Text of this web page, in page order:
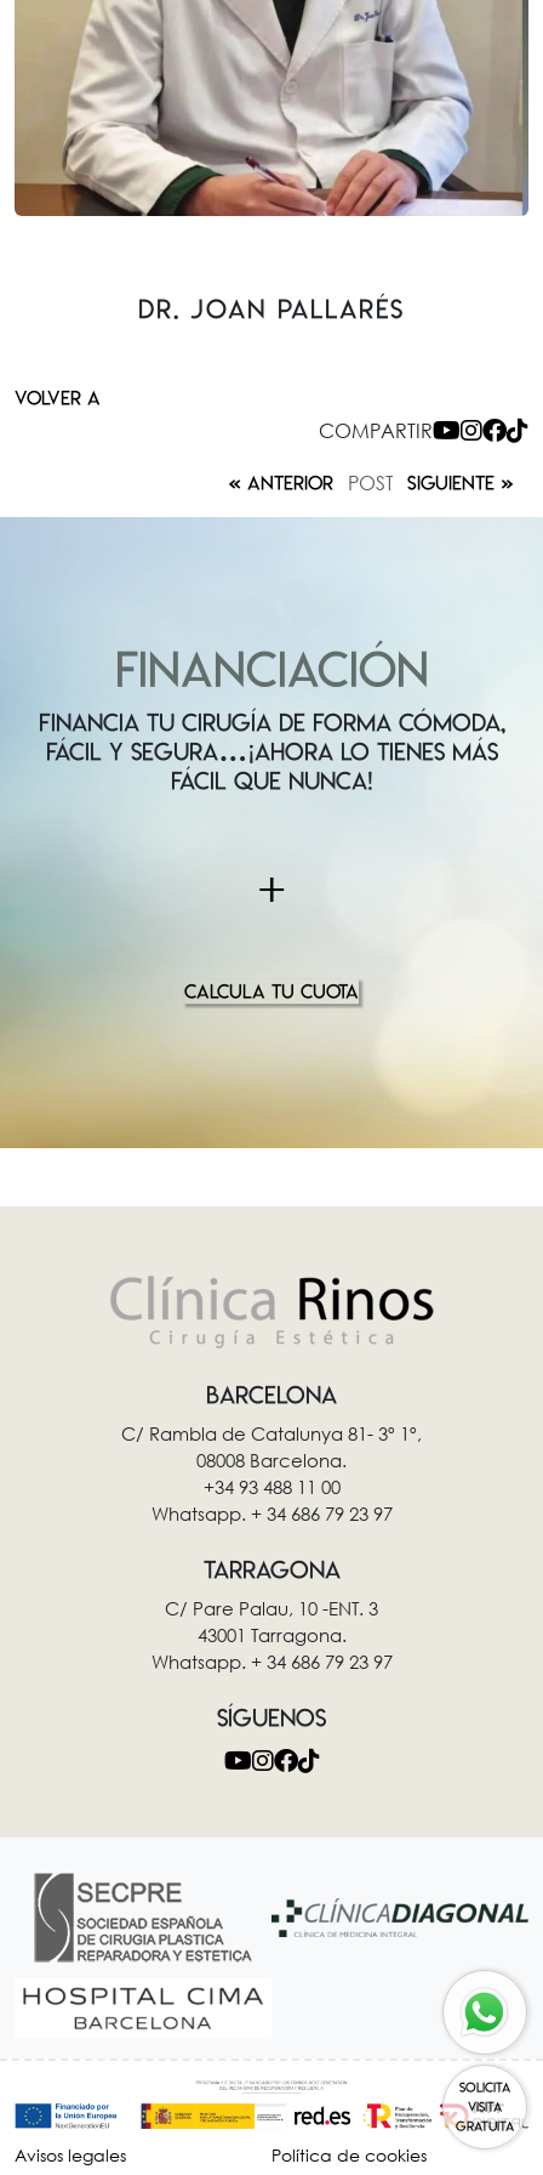
Dr. Joan Pallarés
VOLVER A
COMPARTIR
ANTERIOR POST SIGUIENTE
FINANCIACIÓN
FINANCIA TU CIRUGÍA DE FORMA CÓMODA,
FÁCIL Y SEGURA…¡AHORA LO TIENES MÁS
FÁCIL QUE NUNCA!
+
CALCULA TU CUOTA
BARCELONA
C/ Rambla de Catalunya 81- 3º 1º,
08008 Barcelona.
+34 93 488 11 00
Whatsapp. + 34 686 79 23 97
TARRAGONA
C/ Pare Palau, 10 -ENT. 3
43001 Tarragona.
Whatsapp. + 34 686 79 23 97
SÍGUENOS
Avisos legales
Política de cookies
SOLICITA
VISITA
GRATUITA